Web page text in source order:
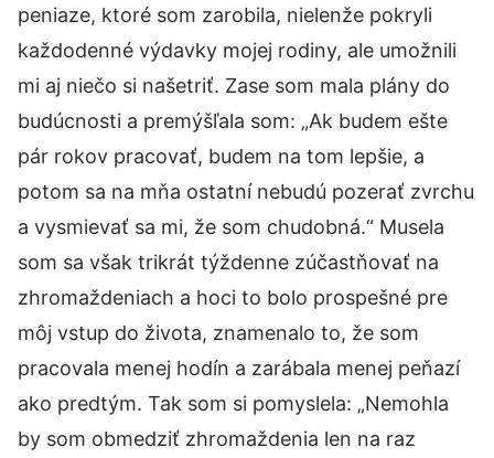
peniaze, ktoré som zarobila, nielenže pokryli
každodenné výdavky mojej rodiny, ale umožnili
mi aj niečo si našetriť. Zase som mala plány do
budúcnosti a premýšľala som: „Ak budem ešte
pár rokov pracovať, budem na tom lepšie, a
potom sa na mňa ostatní nebudú pozerať zvrchu
a vysmievať sa mi, že som chudobná.“ Musela
som sa však trikrát týždenne zúčastňovať na
zhromaždeniach a hoci to bolo prospešné pre
môj vstup do života, znamenalo to, že som
pracovala menej hodín a zarábala menej peňazí
ako predtým. Tak som si pomyslela: „Nemohla
by som obmedziť zhromaždenia len na raz